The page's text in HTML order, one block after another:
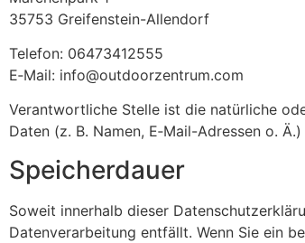
35753 Grei­fen­stein-Allendorf
Telefon: 06473412555
E‑Mail: info@outdoorzentrum.com
Verant­wort­liche Stelle ist die natür­liche
Daten (z. B. Namen, E‑Mail-Adressen o.
Spei­cher­dauer
Soweit innerhalb dieser
Daten­ver­ar­bei­tung entfällt. Wenn Sie ein